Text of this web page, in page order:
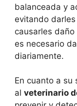
balanceada y
evitando
causarles
es necesario
diariamente.
En cuanto a su
al veterinario